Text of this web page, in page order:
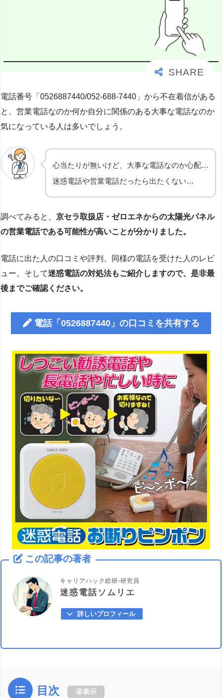
電話番号「0526887440/052-688-7440」から不在着信がある
と、営業電話なのか何か自分に関係のある大事な電話なのか
気になっている人は多いでしょう。
心当たりが無いけど、大事な電話なのか心配…
迷惑電話や営業電話だったら出たくない…
調べてみると、 京セラ取扱店・ゼロエネからの太陽光パネル
の営業電話である可能性が高いことが分かりました。
電話に出た人の口コミや評判、同様の電話を受けた人のレビ
ュー、そして迷惑電話の対処法もご紹介しますので、是非最
後までご確認ください。
電話「0526887440」の口コミを共有する
この記事の著者
キャリアハック総研-研究員
迷惑電話ソムリエ
詳しいプロフィール
目次 非表示